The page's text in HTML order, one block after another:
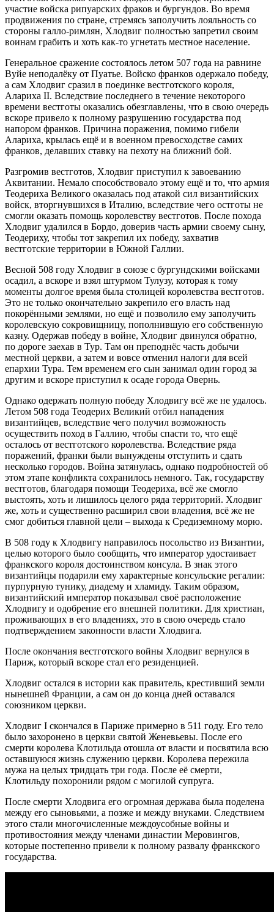
участие войска рипуарских фраков и бургундов. Во время
продвижения по стране, стремясь заполучить лояльность со
стороны галло-римлян, Хлодвиг полностью запретил своим
воинам грабить и хоть как-то угнетать местное население.
Генеральное сражение состоялось летом 507 года на равнине
Вуйе неподалёку от Пуатье. Войско франков одержало победу,
а сам Хлодвиг сразил в поединке вестготского короля,
Алариха II. Вследствие последнего в течение некоторого
времени вестготы оказались обезглавлены, что в свою очередь
вскоре привело к полному разрушению государства под
напором франков. Причина поражения, помимо гибели
Алариха, крылась ещё и в военном превосходстве самих
франков, делавших ставку на пехоту на ближний бой.
Разгромив вестготов, Хлодвиг приступил к завоеванию
Аквитании. Немало способствовало этому ещё и то, что армия
Теодериха Великого оказалась под атакой сил византийских
войск, вторгнувшихся в Италию, вследствие чего остготы не
смогли оказать помощь королевству вестготов. После похода
Хлодвиг удалился в Бордо, доверив часть армии своему сыну,
Теодериху, чтобы тот закрепил их победу, захватив
вестготские территории в Южной Галлии.
Весной 508 году Хлодвиг в союзе с бургундскими войсками
осадил, а вскоре и взял штурмом Тулузу, которая к тому
моменты долгое время была столицей королевства вестготов.
Это не только окончательно закрепило его власть над
покорёнными землями, но ещё и позволило ему заполучить
королевскую сокровищницу, пополнившую его собственную
казну. Одержав победу в войне, Хлодвиг двинулся обратно,
по дороге заехав в Тур. Там он преподнёс часть добычи
местной церкви, а затем и вовсе отменил налоги для всей
епархии Тура. Тем временем его сын занимал один город за
другим и вскоре приступил к осаде города Овернь.
Однако одержать полную победу Хлодвигу всё же не удалось.
Летом 508 года Теодерих Великий отбил нападения
византийцев, вследствие чего получил возможность
осуществить поход в Галлию, чтобы спасти то, что ещё
осталось от вестготского королевства. Вследствие ряда
поражений, франки были вынуждены отступить и сдать
несколько городов. Война затянулась, однако подробностей об
этом этапе конфликта сохранилось немного. Так, государству
вестготов, благодаря помощи Теодериха, всё же смогло
выстоять, хоть и лишилось целого ряда территорий. Хлодвиг
же, хоть и существенно расширил свои владения, всё же не
смог добиться главной цели – выхода к Средиземному морю.
В 508 году к Хлодвигу направилось посольство из Византии,
целью которого было сообщить, что император удостаивает
франкского короля достоинством консула. В знак этого
византийцы подарили ему характерные консульские регалии:
пурпурную тунику, диадему и хламиду. Таким образом,
византийский император показывал своё расположение
Хлодвигу и одобрение его внешней политики. Для христиан,
проживающих в его владениях, это в свою очередь стало
подтверждением законности власти Хлодвига.
После окончания вестготского войны Хлодвиг вернулся в
Париж, который вскоре стал его резиденцией.
Хлодвиг остался в истории как правитель, крестивший земли
нынешней Франции, а сам он до конца дней оставался
союзником церкви.
Хлодвиг I скончался в Париже примерно в 511 году. Его тело
было захоронено в церкви святой Женевьевы. После его
смерти королева Клотильда отошла от власти и посвятила всю
оставшуюся жизнь служению церкви. Королева пережила
мужа на целых тридцать три года. После её смерти,
Клотильду похоронили рядом с могилой супруга.
После смерти Хлодвига его огромная держава была поделена
между его сыновьями, а позже и между внуками. Следствием
этого стали многочисленные междоусобные войны и
противостояния между членами династии Меровингов,
которые постепенно привели к полному развалу франкского
государства.